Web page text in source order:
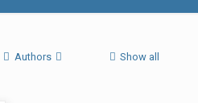
Authors Show all